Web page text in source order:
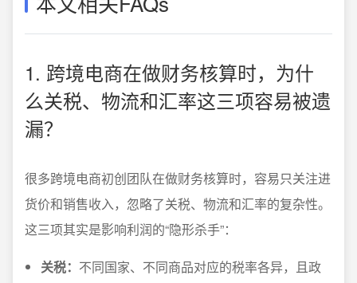
1. 跨境电商在做财务核算时，为什
么关税、物流和汇率这三项容易被遗
漏？
很多跨境电商初创团队在做财务核算时，容易只关注进
货价和销售收入，忽略了关税、物流和汇率的复杂性。
这三项其实是影响利润的“隐形杀手”：
关税： 不同国家、不同商品对应的税率各异，且政